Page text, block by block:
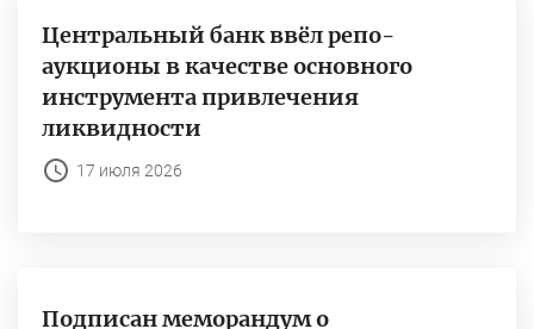
Центральный банк ввёл репо-
аукционы в качестве основного
инструмента привлечения
ликвидности
17 июля 2026
Подписан меморандум о